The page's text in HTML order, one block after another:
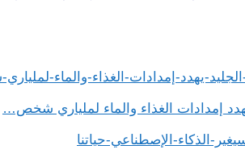
إمدادات الغذاء والماء لملياري شخص…